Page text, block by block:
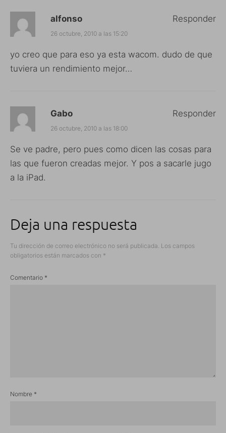
alfonso
26 octubre, 2010 a las 15:20
yo creo que para eso ya esta wacom. dudo de que
tuviera un rendimiento mejor…
Responder
Gabo
26 octubre, 2010 a las 18:00
Se ve padre, pero pues como dicen las cosas para
las que fueron creadas mejor. Y pos a sacarle jugo
a la iPad.
Responder
Deja una respuesta
Tu dirección de correo electrónico no será publicada. Los campos
obligatorios están marcados con *
Comentario *
Nombre *